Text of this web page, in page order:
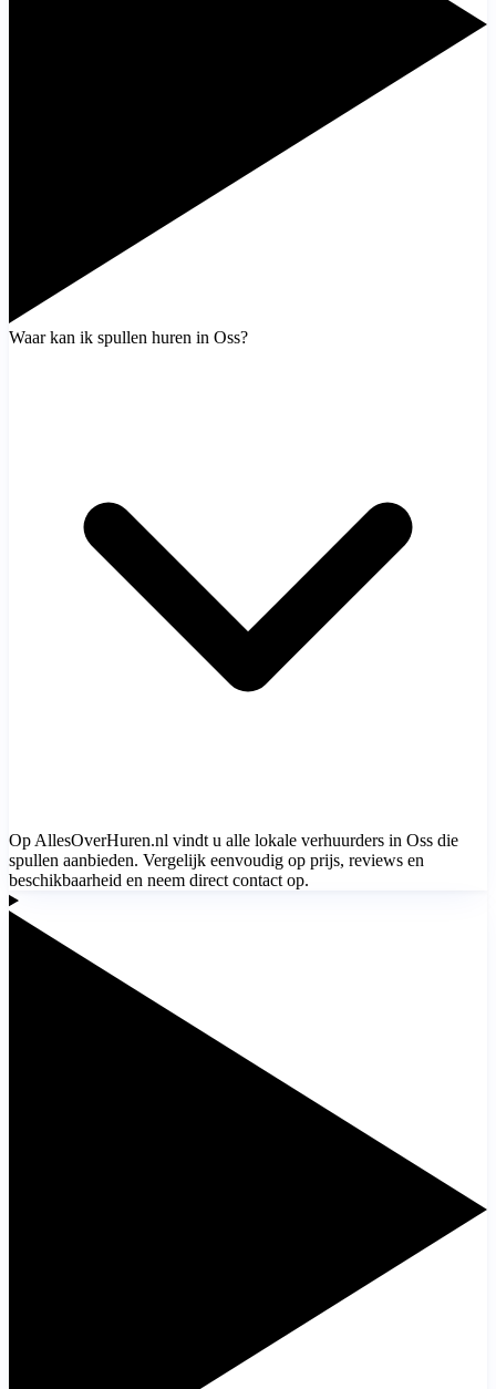
Waar kan ik spullen huren in Oss?
Op AllesOverHuren.nl vindt u alle lokale verhuurders in Oss die
spullen aanbieden. Vergelijk eenvoudig op prijs, reviews en
beschikbaarheid en neem direct contact op.